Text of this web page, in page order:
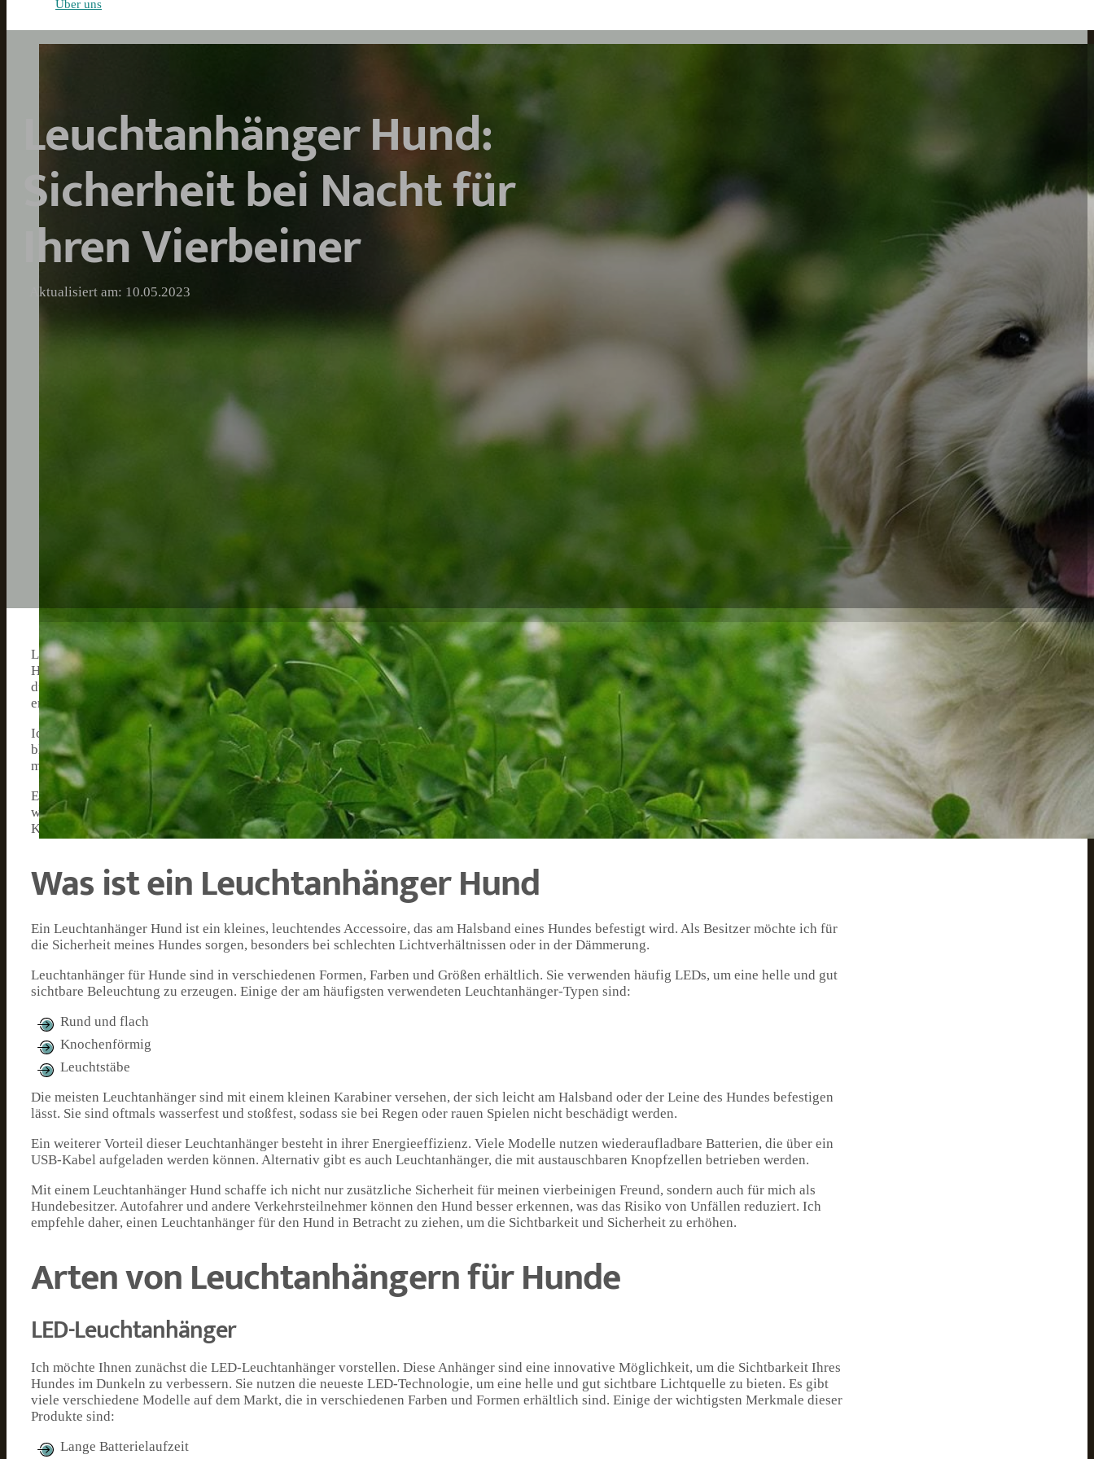
Über uns
Leuchtanhänger Hund:
Sicherheit bei Nacht für
Ihren Vierbeiner
Aktualisiert am: 10.05.2023
Leuchtanhänger für Hunde sind eine innovative und hilfreiche Ergänzung für das tägliche Leben unserer geliebten Vierbeiner. Für viele
Hundebesitzer ist Sicherheit ein absolutes Muss, vor allem in den Abendstunden oder während der Wintermonate, wenn die Tage kürzer und
dunkler werden. In diesen Situationen bieten Leuchtanhänger für Hunde die perfekte Lösung, um die Sichtbarkeit unserer Fellnasen zu
erhöhen und somit für ihre Sicherheit zu sorgen.
Ich kann aus eigener Erfahrung berichten, wie nützlich Leuchtanhänger für meinen Hund waren. Durch die leuchtenden Farben und
blinkenden Lichter ist es für mich stets leichter gewesen, meinen Hund im Dunkeln wiederzufinden. Dabei ist nicht nur die Sichtbarkeit für
mich als Besitzer, sondern auch für die anderen Verkehrsteilnehmer wie Autofahrer und Radfahrer, von großer Bedeutung.
Es gibt viele verschiedene Leuchtanhänger für Hunde auf dem Markt, was die Auswahl für Hundebesitzer manchmal erschwert. Daher ist es
wichtig, den passenden Anhänger für den eigenen Vierbeiner zu finden, der nicht nur in puncto Funktionalität, sondern auch in Sachen
Komfort und Design überzeugt.
Was ist ein Leuchtanhänger Hund
Ein Leuchtanhänger Hund ist ein kleines, leuchtendes Accessoire, das am Halsband eines Hundes befestigt wird. Als Besitzer möchte ich für
die Sicherheit meines Hundes sorgen, besonders bei schlechten Lichtverhältnissen oder in der Dämmerung.
Leuchtanhänger für Hunde sind in verschiedenen Formen, Farben und Größen erhältlich. Sie verwenden häufig LEDs, um eine helle und gut
sichtbare Beleuchtung zu erzeugen. Einige der am häufigsten verwendeten Leuchtanhänger-Typen sind:
Rund und flach
Knochenförmig
Leuchtstäbe
Die meisten Leuchtanhänger sind mit einem kleinen Karabiner versehen, der sich leicht am Halsband oder der Leine des Hundes befestigen
lässt. Sie sind oftmals wasserfest und stoßfest, sodass sie bei Regen oder rauen Spielen nicht beschädigt werden.
Ein weiterer Vorteil dieser Leuchtanhänger besteht in ihrer Energieeffizienz. Viele Modelle nutzen wiederaufladbare Batterien, die über ein
USB-Kabel aufgeladen werden können. Alternativ gibt es auch Leuchtanhänger, die mit austauschbaren Knopfzellen betrieben werden.
Mit einem Leuchtanhänger Hund schaffe ich nicht nur zusätzliche Sicherheit für meinen vierbeinigen Freund, sondern auch für mich als
Hundebesitzer. Autofahrer und andere Verkehrsteilnehmer können den Hund besser erkennen, was das Risiko von Unfällen reduziert. Ich
empfehle daher, einen Leuchtanhänger für den Hund in Betracht zu ziehen, um die Sichtbarkeit und Sicherheit zu erhöhen.
Arten von Leuchtanhängern für Hunde
LED-Leuchtanhänger
Ich möchte Ihnen zunächst die LED-Leuchtanhänger vorstellen. Diese Anhänger sind eine innovative Möglichkeit, um die Sichtbarkeit Ihres
Hundes im Dunkeln zu verbessern. Sie nutzen die neueste LED-Technologie, um eine helle und gut sichtbare Lichtquelle zu bieten. Es gibt
viele verschiedene Modelle auf dem Markt, die in verschiedenen Farben und Formen erhältlich sind. Einige der wichtigsten Merkmale dieser
Produkte sind:
Lange Batterielaufzeit